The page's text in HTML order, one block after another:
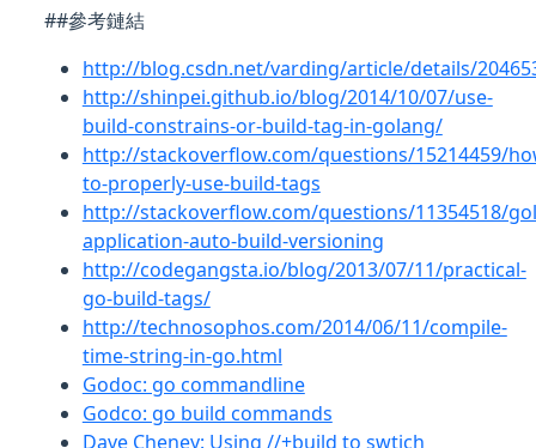
##參考鏈結
http://blog.csdn.net/varding/article/details/
http://shinpei.github.io/blog/2014/10/07/use-
build-constrains-or-build-tag-in-golang/
http://stackoverflow.com/questions/15214459/
to-properly-use-build-tags
http://stackoverflow.com/questions/11354518/
application-auto-build-versioning
http://codegangsta.io/blog/2013/07/11/practical-
go-build-tags/
http://technosophos.com/2014/06/11/compile-
time-string-in-go.html
Godoc: go commandline
Godco: go build commands
Dave Cheney: Using //+build to swtich